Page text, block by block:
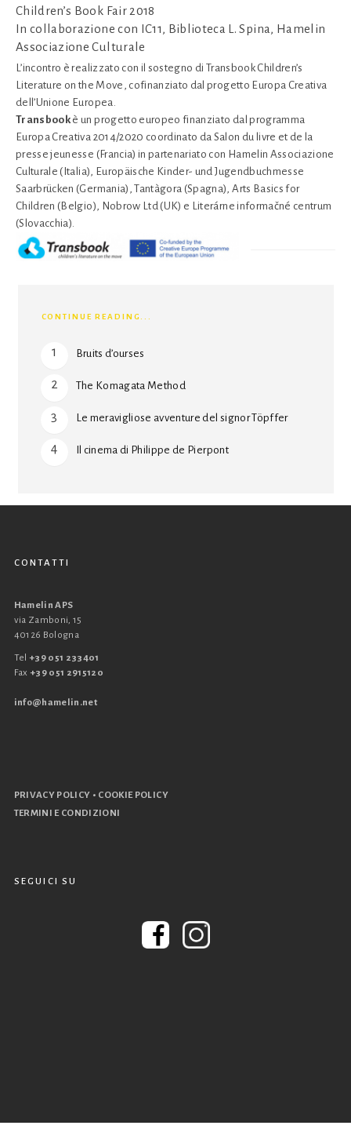
Children’s Book Fair 2018
In collaborazione con IC11, Biblioteca L. Spina, Hamelin
Associazione Culturale
L’incontro è realizzato con il sostegno di Transbook Children’s
Literature on the Move, cofinanziato dal progetto Europa Creativa
dell’Unione Europea.
Transbook è un progetto europeo finanziato dal programma
Europa Creativa 2014/2020 coordinato da Salon du livre et de la
presse jeunesse (Francia) in partenariato con Hamelin Associazione
Culturale (Italia), Europäische Kinder- und Jugendbuchmesse
Saarbrücken (Germania), Tantàgora (Spagna), Arts Basics for
Children (Belgio), Nobrow Ltd (UK) e Literárne informačné centrum
(Slovacchia).
CONTINUE READING...
Bruits d’ourses
The Komagata Method
Le meravigliose avventure del signor Töpffer
Il cinema di Philippe de Pierpont
CONTATTI
Hamelin APS
via Zamboni, 15
40126 Bologna
Tel +39 051 233401
Fax +39 051 2915120
info@hamelin.net
PRIVACY POLICY • COOKIE POLICY
TERMINI E CONDIZIONI
SEGUICI SU